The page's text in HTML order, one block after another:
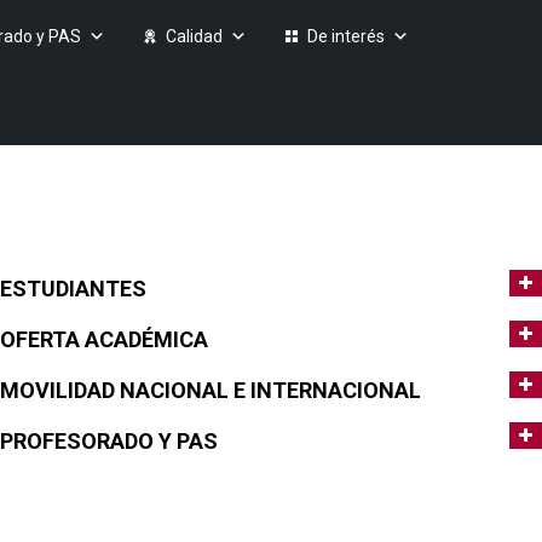
y PAS Calidad De interés
ESTUDIANTES
OFERTA ACADÉMICA
MOVILIDAD NACIONAL E INTERNACIONAL
PROFESORADO Y PAS